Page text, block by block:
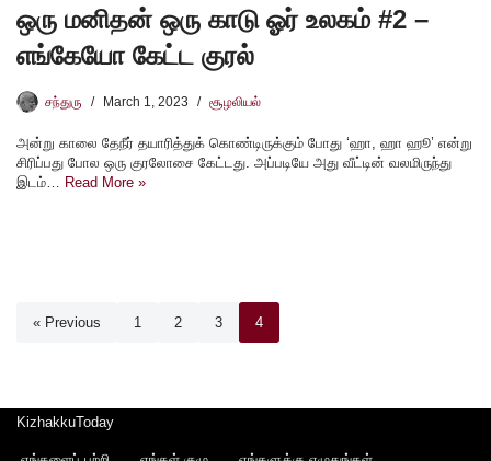
ஒரு மனிதன் ஒரு காடு ஓர் உலகம் #2 –
எங்கேயோ கேட்ட குரல்
சந்துரு March 1, 2023 சூழலியல்
அன்று காலை தேநீர் தயாரித்துக் கொண்டிருக்கும் போது ‘ஹா, ஹா ஹூ’ என்று
சிரிப்பது போல ஒரு குரலோசை கேட்டது. அப்படியே அது வீட்டின் வலமிருந்து
இடம்… Read More »
« Previous 1 2 3 4
KizhakkuToday